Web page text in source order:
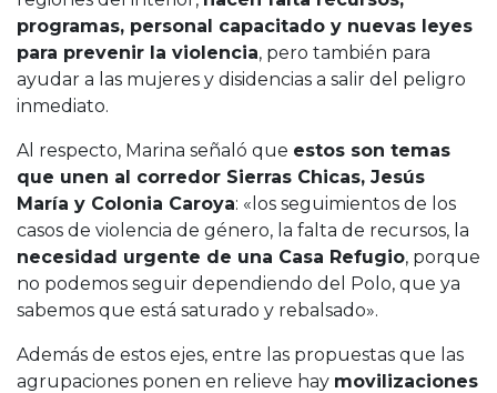
programas, personal capacitado y nuevas leyes
para prevenir la violencia, pero también para
ayudar a las mujeres y disidencias a salir del peligro
inmediato.
Al respecto, Marina señaló que estos son temas
que unen al corredor Sierras Chicas, Jesús
María y Colonia Caroya: «los seguimientos de los
casos de violencia de género, la falta de recursos, la
necesidad urgente de una Casa Refugio, porque
no podemos seguir dependiendo del Polo, que ya
sabemos que está saturado y rebalsado».
Además de estos ejes, entre las propuestas que las
agrupaciones ponen en relieve hay movilizaciones